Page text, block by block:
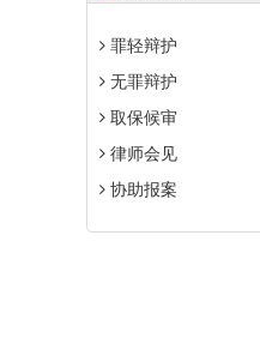
罪轻辩护
无罪辩护
取保候审
律师会见
协助报案